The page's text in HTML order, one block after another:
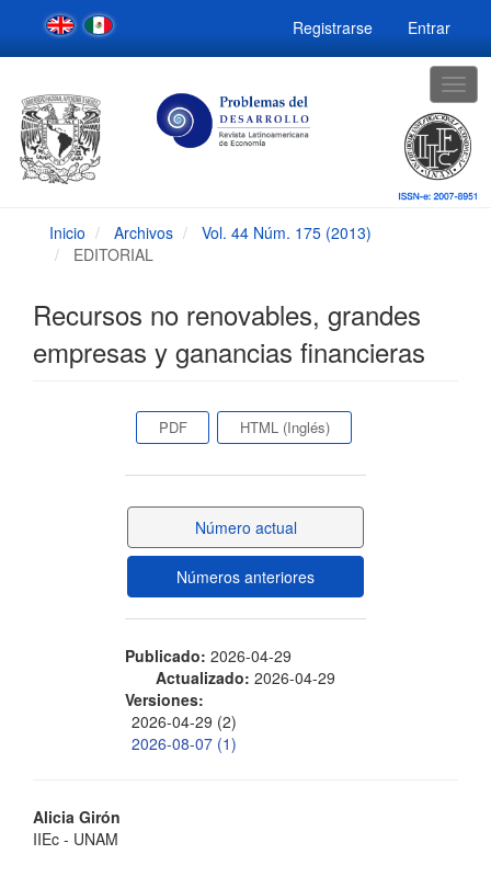
Navegación
principal
Contenido
Barra
lateral
Registrarse Entrar
Inicio Archivos
Vol. 44 Núm. 175 (2013)
EDITORIAL
Recursos no renovables, grandes
empresas y ganancias financieras
artículo
PDF HTML (Inglés)
Número actual
Números anteriores
Publicado: 2026-04-29
Actualizado: 2026-04-29
Versiones:
2026-04-29 (2)
2026-08-07 (1)
Contenido
Alicia Girón
IIEc - UNAM